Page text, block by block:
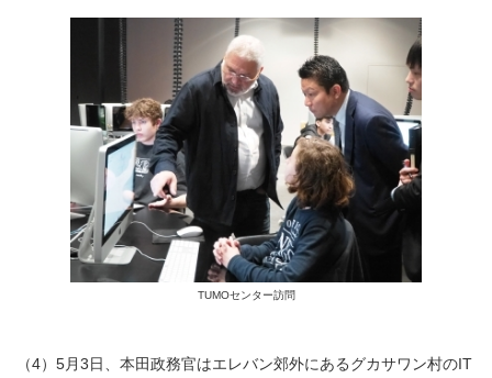
TUMOセンター訪問
（4）5月3日、本田政務官はエレバン郊外にあるグカサワン村のIT